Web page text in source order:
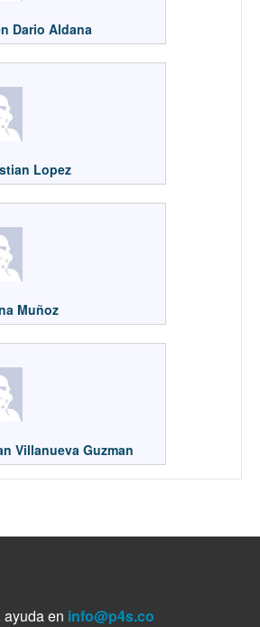
Dario Aldana
Lopez
Muñoz
Villanueva Guzman
en info@p4s.co